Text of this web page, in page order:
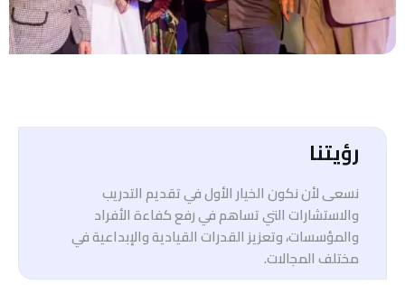
رؤيتنا
نسعى لأن نكون الخيار الأول في تقديم التدريب
والاستشارات التي تساهم في رفع كفاءة الأفراد
والمؤسسات، وتعزيز القدرات القيادية والإبداعية في
مختلف المجالات.